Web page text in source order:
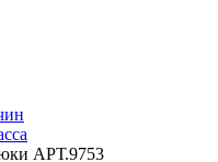
АРТ.9753